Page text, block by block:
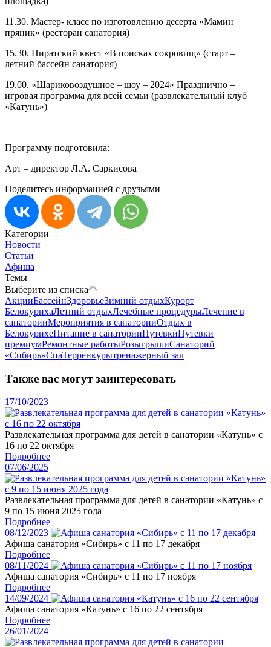
11.30. Мастер- класс по изготовлению десерта «Мамин
пряник» (ресторан санатория)
15.30. Пиратский квест «В поисках сокровищ» (старт –
летний бассейн санатория)
19.00. «Шариковоздушное – шоу – 2024» Празднично –
игровая программа для всей семьи (развлекательный клуб
«Катунь»)
Программу подготовила:
Арт – директор Л.А. Саркисова
Поделитесь информацией с друзьями
Категории
Новости
Статьи
Афиша
Темы
Выберите из списка
АкцииБассейнЗдоровьеЗимний отдыхКурорт
БелокурихаЛетний отдыхЛечебные процедурыЛечение в
санаторииМероприятия в санаторииОтдых в
БелокурихеПитание в санаторииПутевкиПутевки
премиумРемонтные работыРозыгрышиСанаторий
«Сибирь»СпаТерренкурытренажерный зал
Также вас могут заинтересовать
17/10/2023
Развлекательная программа для детей в санатории «Катунь» с
16 по 22 октября
Подробнее
07/06/2025
Развлекательная программа для детей в санатории «Катунь» с
9 по 15 июня 2025 года
Подробнее
08/12/2023
Афиша санатория «Сибирь» с 11 по 17 декабря
Подробнее
08/11/2024
Афиша санатория «Сибирь» с 11 по 17 ноября
Подробнее
14/09/2024
Афиша санатория «Катунь» с 16 по 22 сентября
Подробнее
26/01/2024